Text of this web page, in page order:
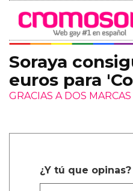
Soraya
euros para
GRACIAS A DOS MARCAS
¿Y tú que opinas?